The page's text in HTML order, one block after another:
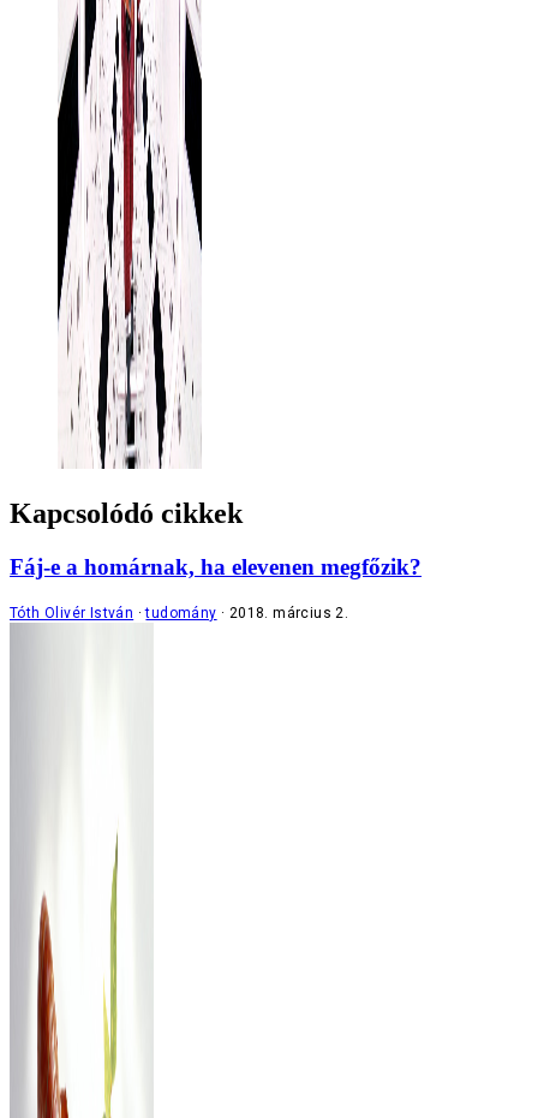
Kapcsolódó cikkek
Fáj-e a homárnak, ha elevenen megfőzik?
Tóth Olivér István tudomány 2018. március 2.